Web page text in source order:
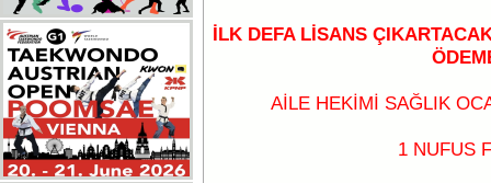
İLK DEFA LİSANS
AİLE HEKİMİ SAĞLIK
1 NUFUS